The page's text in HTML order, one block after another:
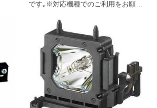
です｡※対応機種でのご利用をお願い